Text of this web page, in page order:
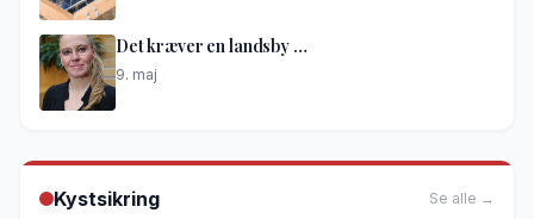
Det kræver en landsby …
9. maj
Kystsikring Se alle →